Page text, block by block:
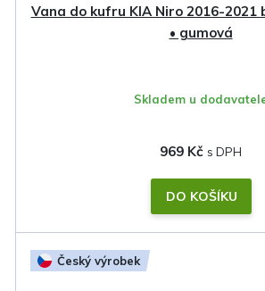
Vana do kufru KIA Niro 2016-2021
• gumová
Skladem u
969 Kč
DO KOŠÍKU
Český výrobek